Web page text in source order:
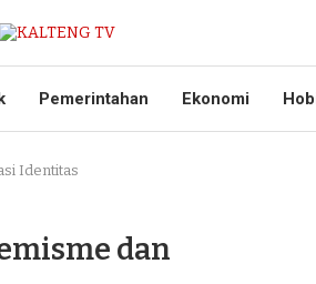
Pemerintahan Ekonomi
Identitas
dan